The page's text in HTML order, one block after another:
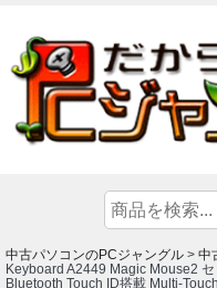
中古パソコンのPCジャングル > 中
Keyboard A2449 Magic Mouse2
Bluetooth Touch ID搭載 Multi-